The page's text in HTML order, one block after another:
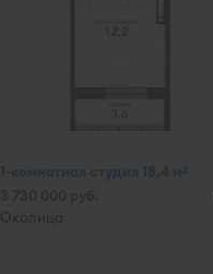
1-комнатная студия 18,4 м2
Околица